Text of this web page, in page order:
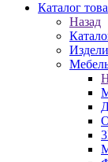
Каталог
Назад